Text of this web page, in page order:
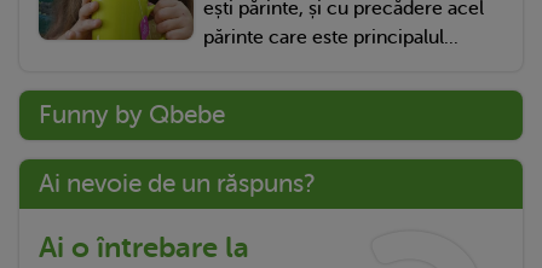
ești părinte, și cu precădere acel
părinte care este principalul...
Funny by Qbebe
Ai nevoie de un răspuns?
Ai o întrebare la